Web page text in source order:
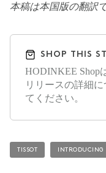
本稿は本国版の翻訳で
SHOP THIS
HODINKEE Shop
リリースの詳細に
てください。
TISSOT INTRODUCING